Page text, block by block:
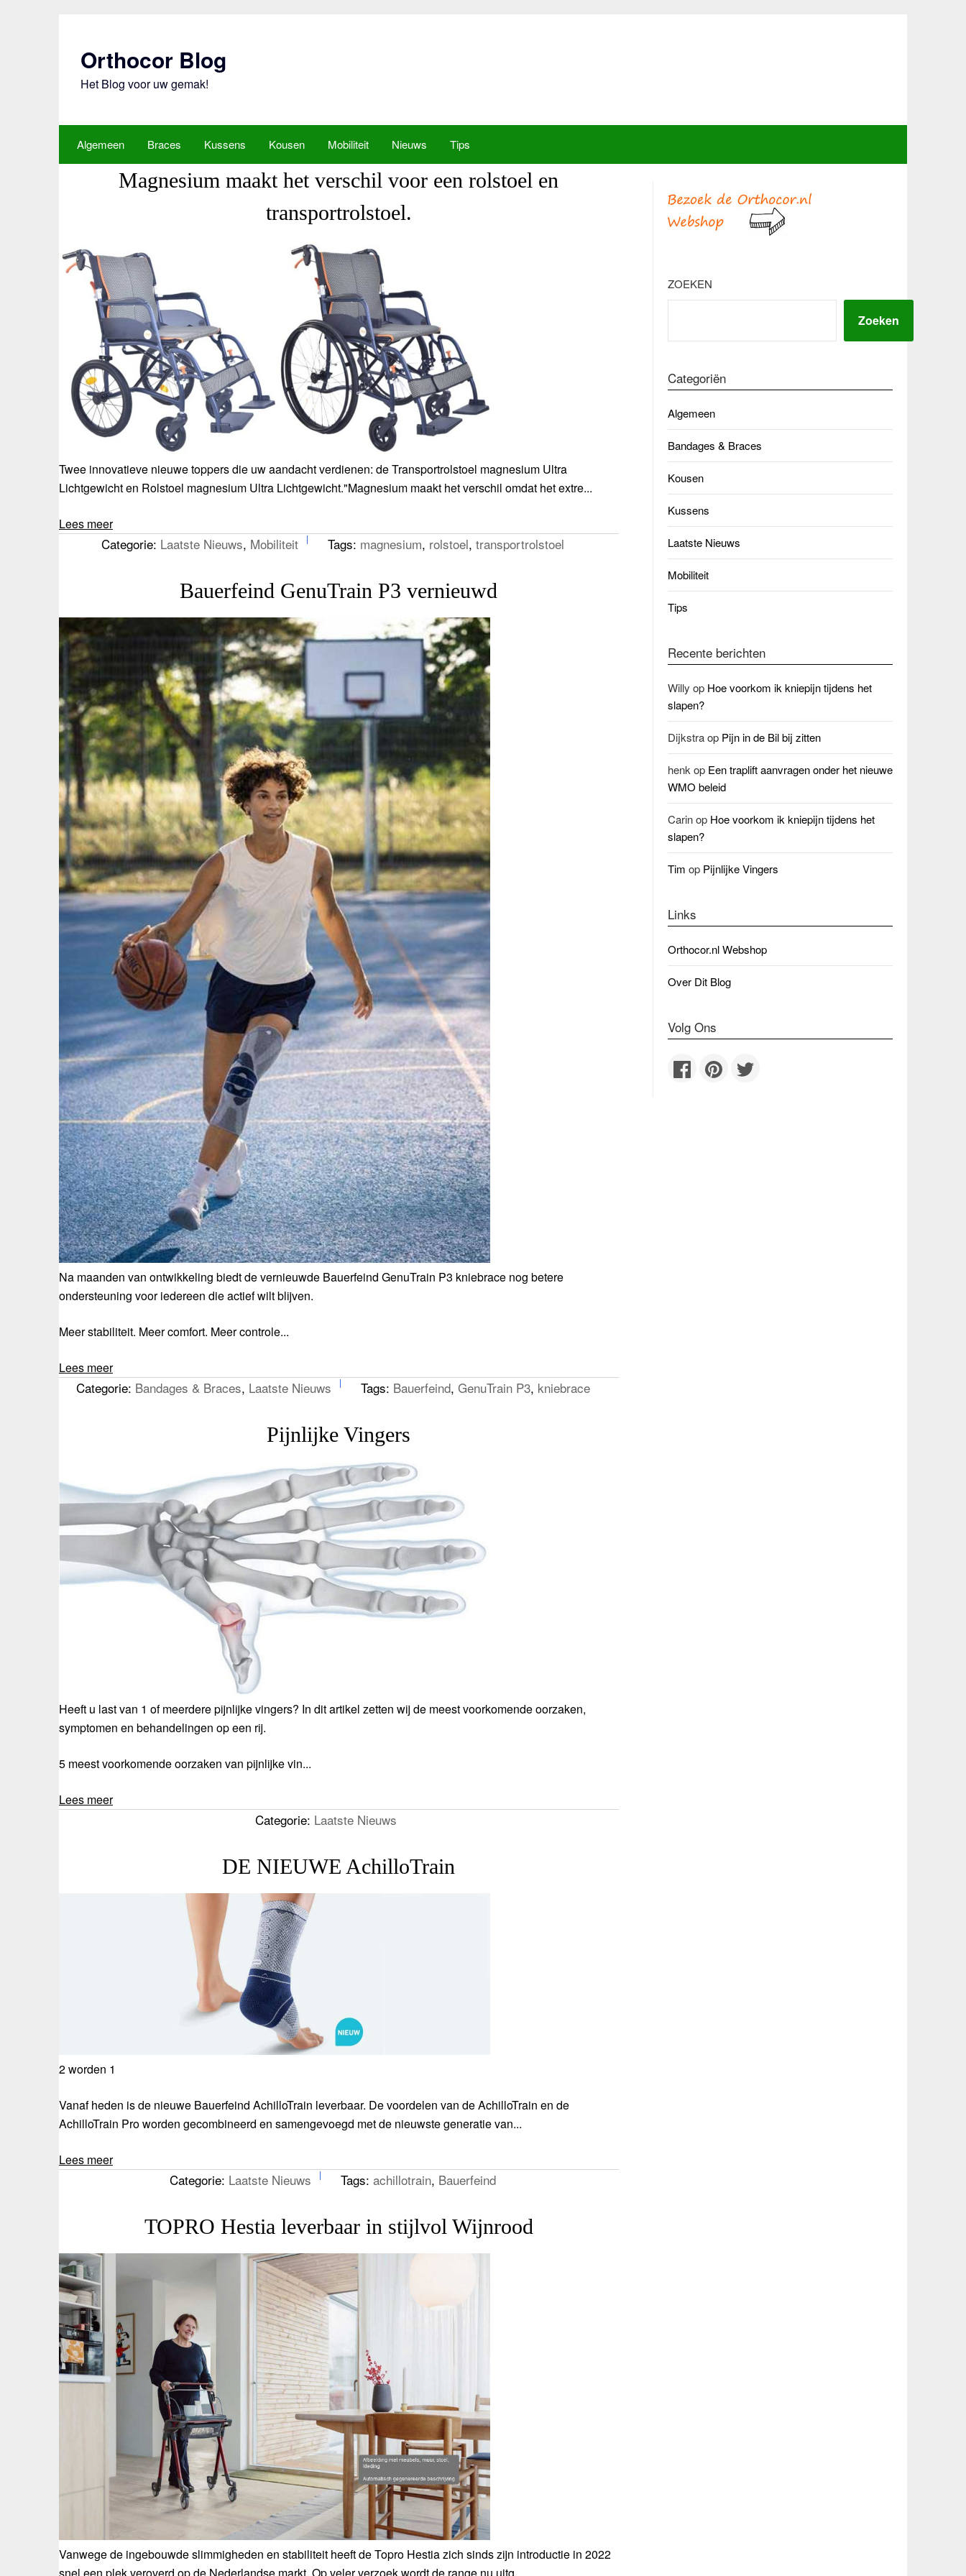
Orthocor Blog
Het Blog voor uw gemak!
Algemeen Braces Kussens Kousen Mobiliteit Nieuws Tips
Magnesium maakt het verschil voor een rolstoel en
transportrolstoel.
Twee innovatieve nieuwe toppers die uw aandacht verdienen: de Transportrolstoel magnesium Ultra
Lichtgewicht en Rolstoel magnesium Ultra Lichtgewicht."Magnesium maakt het verschil omdat het extre...
Lees meer
Categorie: Laatste Nieuws, Mobiliteit Tags: magnesium, rolstoel,transportrolstoel
Bauerfeind GenuTrain P3 vernieuwd
Na maanden van ontwikkeling biedt de vernieuwde Bauerfeind GenuTrain P3 kniebrace nog betere
ondersteuning voor iedereen die actief wilt blijven.
Meer stabiliteit. Meer comfort. Meer controle...
Lees meer
Categorie: Bandages & Braces, Laatste Nieuws Tags: Bauerfeind, GenuTrain P3, kniebrace
Pijnlijke Vingers
Heeft u last van 1 of meerdere pijnlijke vingers? In dit artikel zetten wij de meest voorkomende oorzaken,
symptomen en behandelingen op een rij.
5 meest voorkomende oorzaken van pijnlijke vin...
Lees meer
Categorie: Laatste Nieuws
DE NIEUWE AchilloTrain
2 worden 1
Vanaf heden is de nieuwe Bauerfeind AchilloTrain leverbaar. De voordelen van de AchilloTrain en de
AchilloTrain Pro worden gecombineerd en samengevoegd met de nieuwste generatie van...
Lees meer
Categorie: Laatste Nieuws Tags:achillotrain, Bauerfeind
TOPRO Hestia leverbaar in stijlvol Wijnrood
Vanwege de ingebouwde slimmigheden en stabiliteit heeft de Topro Hestia zich sinds zijn introductie in 2022
snel een plek veroverd op de Nederlandse markt. Op veler verzoek wordt de range nu uitg...
ZOEKEN
Zoeken
Categoriën
Algemeen
Bandages & Braces
Kousen
Kussens
Laatste Nieuws
Mobiliteit
Tips
Recente berichten
Willy op Hoe voorkom ik kniepijn tijdens het
slapen?
Dijkstraop Pijn in de Bil bij zitten
henk op Een traplift aanvragen onder het nieuwe
WMO beleid
Carinop Hoe voorkom ik kniepijn tijdens het
slapen?
Tim op Pijnlijke Vingers
Links
Orthocor.nl Webshop
Over Dit Blog
Volg Ons